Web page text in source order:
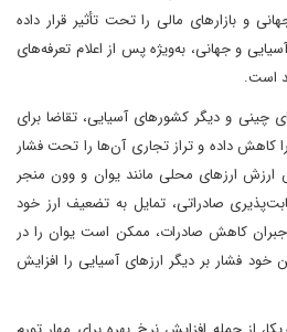
و بازارهای مالی را تحت تأثیر قرار داده
و جهانی، به‌ویژه پس از اعلام تعرفه‌های
است.
چینی و دیگر کشورهای آسیایی، تقاضا برای
کاهش داده و تراز تجاری آن‌ها را تحت فشار
ارزش ارزهای محلی مانند یوان و وون منجر
صادراتی، تمایل به تضعیف ارز خود
جبران کاهش صادرات، ممکن است یوان را در
خود فشار بر دیگر ارزهای آسیایی را افزایش